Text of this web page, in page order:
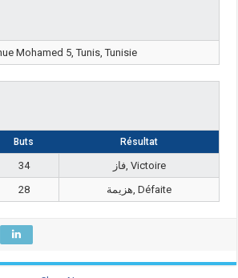
Mohamed 5, Tunis, Tunisie
Buts Résultat
34
فاز, Victoire
28 هزيمة, Défaite